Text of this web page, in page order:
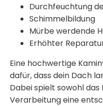
Durchfeuchtung
Schimmelbildung
Mürbe werdende
Erhöhter
Eine hochwertige
dafür, dass dein Dach
Dabei spielt sowohl
Verarbeitung eine